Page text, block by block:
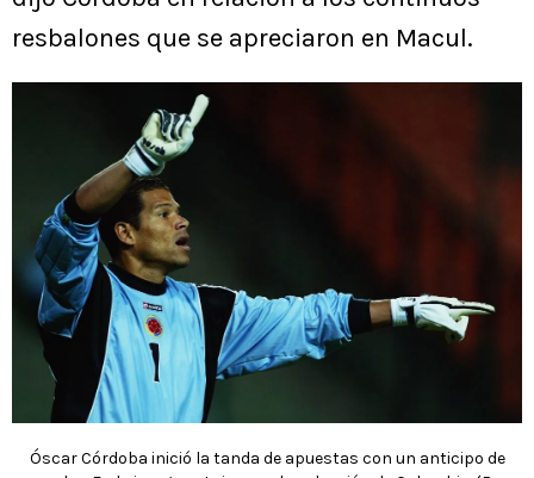
resbalones que se apreciaron en Macul.
Óscar Córdoba inició la tanda de apuestas con un anticipo de